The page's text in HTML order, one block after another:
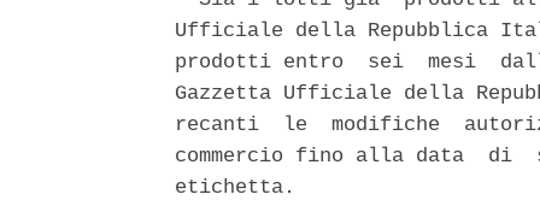
Ufficiale della Repubblica
prodotti entro  sei  mesi
Gazzetta Ufficiale della
recanti  le  modifiche
commercio fino alla data  di
etichetta.